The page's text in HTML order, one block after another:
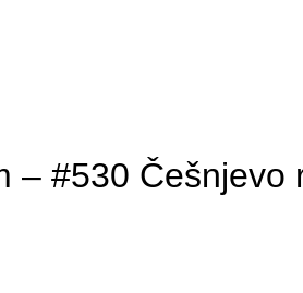
– #530 Češnjevo